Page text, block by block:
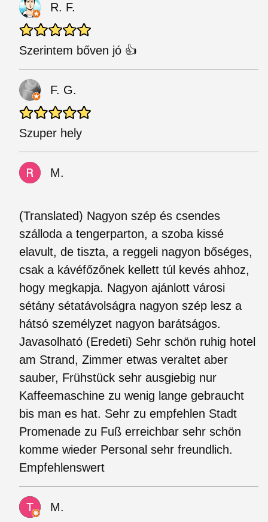
R. F.
Szerintem bőven jó 👍
F. G.
Szuper hely
M.
(Translated) Nagyon szép és csendes
szálloda a tengerparton, a szoba kissé
elavult, de tiszta, a reggeli nagyon bőséges,
csak a kávéfőzőnek kellett túl kevés ahhoz,
hogy megkapja. Nagyon ajánlott városi
sétány sétatávolságra nagyon szép lesz a
hátsó személyzet nagyon barátságos.
Javasolható (Eredeti) Sehr schön ruhig hotel
am Strand, Zimmer etwas veraltet aber
sauber, Frühstück sehr ausgiebig nur
Kaffeemaschine zu wenig lange gebraucht
bis man es hat. Sehr zu empfehlen Stadt
Promenade zu Fuß erreichbar sehr schön
komme wieder Personal sehr freundlich.
Empfehlenswert
M.